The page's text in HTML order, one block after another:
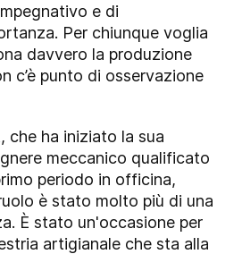
e di
Per chiunque voglia
davvero la produzione
c’è punto di osservazione
che ha iniziato la sua
meccanico qualificato
periodo in officina,
è stato molto più di una
È stato un'occasione per
artigianale che sta alla